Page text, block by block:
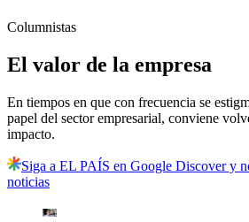
Columnistas
El valor de la empresa
En tiempos en que con frecuencia se
papel del sector empresarial, conviene
impacto.
Siga a EL PAÍS en Google Discover y
noticias